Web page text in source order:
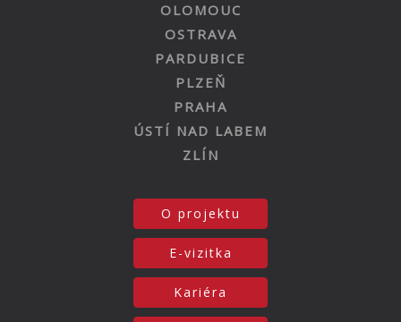
OLOMOUC
OSTRAVA
PARDUBICE
PLZEŇ
PRAHA
ÚSTÍ NAD LABEM
ZLÍN
O projektu
E-vizitka
Kariéra